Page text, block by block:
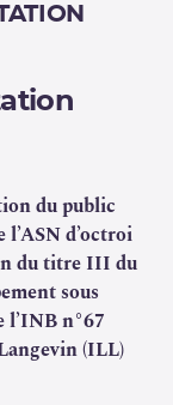
du 13
qui ne
à mettre
et
celles-ci
au moins
du public
d’octroi
du titre III du
sous
l’INB n°67
(ILL)